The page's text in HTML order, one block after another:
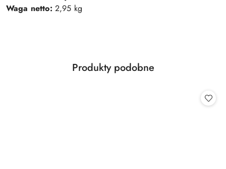
Waga netto: 2,95 kg
Pomiń karuzelę produktów
Produkty
Produkty podobne